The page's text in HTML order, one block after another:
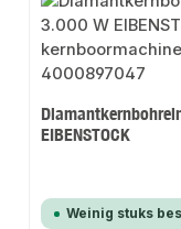
EIBENSTOCK
Weinig stuks